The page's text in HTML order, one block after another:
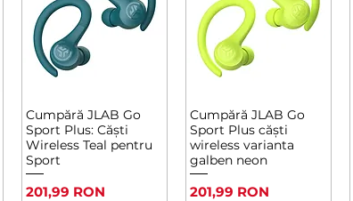
Afișare rapidă
Cumpără JLAB Go
Sport Plus: Căști
Wireless Teal pentru
Sport
Preț
201,99 RON
Afișare rapidă
Cumpără JLAB Go
Sport Plus căști
wireless varianta
galben neon
Preț
201,99 RON